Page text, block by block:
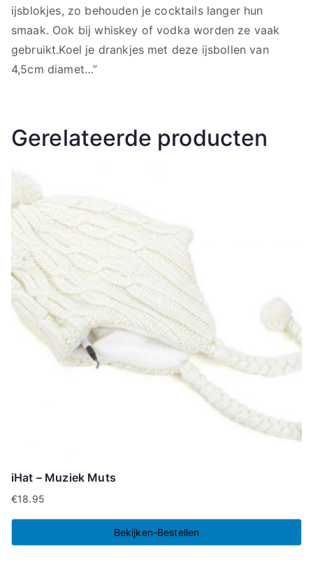
ijsblokjes, zo behouden je cocktails langer hun
smaak. Ook bij whiskey of vodka worden ze vaak
gebruikt.Koel je drankjes met deze ijsbollen van
4,5cm diamet…”
Gerelateerde producten
iHat – Muziek Muts
€18.95
Bekijken-Bestellen